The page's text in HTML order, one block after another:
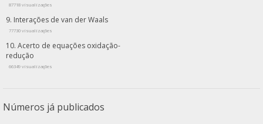
87718 visualizações
Interações de van der Waals
77730 visualizações
Acerto de equações oxidação-
redução
66349 visualizações
Números já publicados